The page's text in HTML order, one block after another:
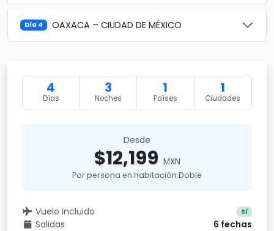
Día 4 OAXACA – CIUDAD DE MÉXICO
4
Días
3
Noches
1
Países
1
Ciudades
Desde
$12,199 MXN
Por persona en habitación Doble
Vuelo incluido Sí
Salidas 6 fechas